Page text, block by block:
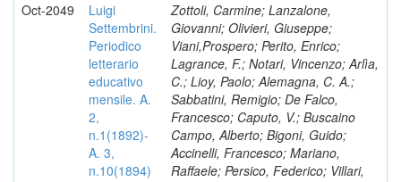
Oct-2049
Luigi
Settembrini.
Periodico
letterario
educativo
mensile. A.
2,
n.1(1892)-
A. 3,
n.10(1894)
Zottoli, Carmine; Lanzalone,
Giovanni; Olivieri, Giuseppe;
Viani,Prospero; Perito, Enrico;
Lagrance, F.; Notari, Vincenzo; Arlìa,
C.; Lioy, Paolo; Alemagna, C. A.;
Sabbatini, Remigio; De Falco,
Francesco; Caputo, V.; Buscaino
Campo, Alberto; Bigoni, Guido;
Accinelli, Francesco; Mariano,
Raffaele; Persico, Federico; Villari,